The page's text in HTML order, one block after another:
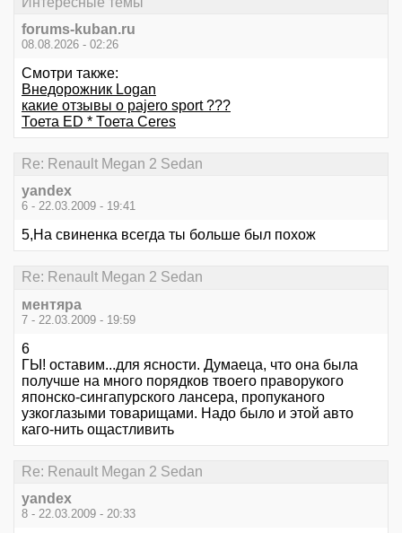
forums-kuban.ru
08.08.2026 - 02:26
Смотри также:
Внедорожник Logan
какие отзывы о pajero sport ???
Тоета ED * Тоета Ceres
Re: Renault Megan 2 Sedan
yandex
6 - 22.03.2009 - 19:41
5,На свиненка всегда ты больше был похож
Re: Renault Megan 2 Sedan
ментяра
7 - 22.03.2009 - 19:59
6
ГЫ! оставим...для ясности. Думаеца, что она была
получше на много порядков твоего праворукого
японско-сингапурского лансера, пропуканого
узкоглазыми товарищами. Надо было и этой авто
каго-нить ощастливить
Re: Renault Megan 2 Sedan
yandex
8 - 22.03.2009 - 20:33